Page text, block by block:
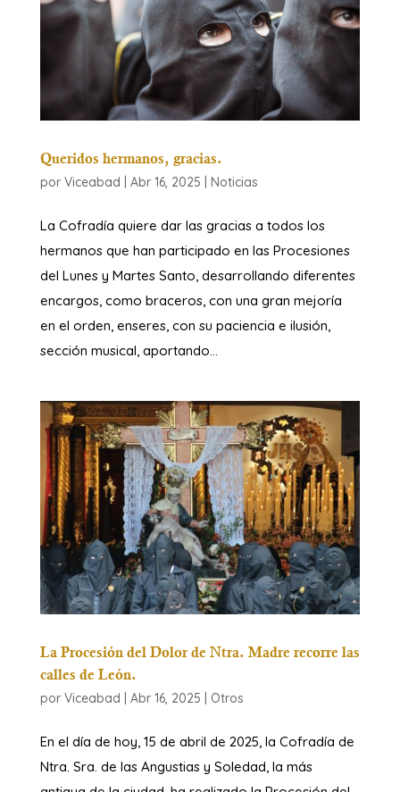
Queridos hermanos, gracias.
por Viceabad Abr 16, 2025 Noticias
La Cofradía quiere dar las gracias a todos los
hermanos que han participado en las Procesiones
del Lunes y Martes Santo, desarrollando diferentes
encargos, como braceros, con una gran mejoría
en el orden, enseres, con su paciencia e ilusión,
sección musical, aportando...
La Procesión del Dolor de Ntra. Madre recorre las
calles de León.
por Viceabad Abr 16, 2025 Otros
En el día de hoy, 15 de abril de 2025, la Cofradía de
Ntra. Sra. de las Angustias y Soledad, la más